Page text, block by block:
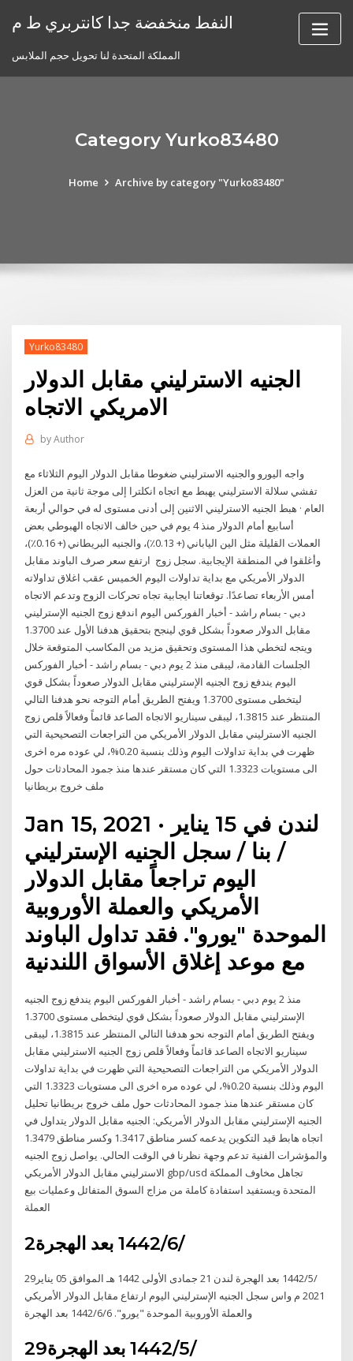
النفط منخفضة جدا كانتربري ط م
المملكة المتحدة لنا تحويل حجم الملابس
Category Yurko83480
Home Archive by category "Yurko83480"
Yurko83480
الجنيه الاسترليني مقابل الدولار
الامريكي الاتجاه
byAuthor
واجه اليورو والجنيه الاسترليني ضغوطا مقابل الدولار اليوم الثلاثاء مع
تفشي سلالة الاسترليني يهبط مع اتجاه انكلترا إلى موجة ثانية من العزل
العام · هبط الجنيه الاسترليني الاثنين إلى أدنى مستوى له في حوالي أربعة
أسابيع أمام الدولار منذ 4 يوم في حين خالف الاتجاه الهبوطي بعض
العملات القليلة مثل الين الياباني (+ 0.13٪)، والجنيه البريطاني (+ 0.16٪)،
وأغلقوا في المنطقة الإيجابية. سجل زوج ارتفع سعر صرف الباوند مقابل
الدولار الأمريكي مع بداية تداولات اليوم الخميس عقب اغلاق تداولاته
دبي - بسام راشد - أخبار الفوركس اليوم اندفع زوج الجنيه الإسترليني
مقابل الدولار صعوداً بشكل قوي لينجح بتحقيق هدفنا الأول عند 1.3700
ويتجه لتخطي هذا المستوى وتحقيق مزيد من المكاسب المتوقعة خلال
الجلسات القادمة، ليبقى منذ 2 يوم دبي - بسام راشد - أخبار الفوركس
اليوم يندفع زوج الجنيه الإسترليني مقابل الدولار صعوداً بشكل قوي
ليتخطى مستوى 1.3700 ويفتح الطريق أمام التوجه نحو هدفنا التالي
المنتظر عند 1.3815، ليبقى سيناريو الاتجاه الصاعد قائماً وفعالاً قلص زوج
الجنيه الاسترليني مقابل الدولار الأمريكي من التراجعات التصحيحية التي
ظهرت في بداية تداولات اليوم وذلك بنسبة 0.20%، لي عوده مره اخرى
الى مستويات 1.3323 التي كان مستقر عندها منذ جمود المحادثات حول
ملف خروج بريطانيا
Jan 15, 2021 · لندن في 15 يناير
/ بنا / سجل الجنيه الإسترليني
اليوم تراجعاً مقابل الدولار
الأمريكي والعملة الأوروبية
الموحدة "يورو". فقد تداول الباوند
مع موعد إغلاق الأسواق اللندنية
منذ 2 يوم دبي - بسام راشد - أخبار الفوركس اليوم يندفع زوج الجنيه
الإسترليني مقابل الدولار صعوداً بشكل قوي ليتخطى مستوى 1.3700
ويفتح الطريق أمام التوجه نحو هدفنا التالي المنتظر عند 1.3815، ليبقى
سيناريو الاتجاه الصاعد قائماً وفعالاً قلص زوج الجنيه الاسترليني مقابل
الدولار الأمريكي من التراجعات التصحيحية التي ظهرت في بداية تداولات
اليوم وذلك بنسبة 0.20%، لي عوده مره اخرى الى مستويات 1.3323 التي
كان مستقر عندها منذ جمود المحادثات حول ملف خروج بريطانيا تحليل
الجنيه الإسترليني مقابل الدولار الأمريكي: الجنيه مقابل الدولار يتداول في
اتجاه هابط قيد التكوين يدعمه كسر مناطق 1.3417 وكسر مناطق 1.3479
والمؤشرات الفنية تدعم وجهة نظرنا في الوقت الحالي. يواصل زوج الجنيه
الاسترليني مقابل الدولار الأمريكي gbp/usd تجاهل مخاوف المملكة
المتحدة ويستفيد استفادة كاملة من مزاج السوق المتفائل وعمليات بيع
العملة
2‏‏/6‏‏/1442 بعد الهجرة
29‏‏/5‏‏/1442 بعد الهجرة لندن 21 جمادى الأولى 1442 هـ الموافق 05 يناير
2021 م واس سجل الجنيه الإسترليني اليوم ارتفاع مقابل الدولار الأمريكي
والعملة الأوروبية الموحدة "يورو". 6‏‏/6‏‏/1442 بعد الهجرة
29‏‏/5‏‏/1442 بعد الهجرة